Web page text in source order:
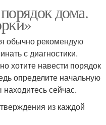
дома.
обычно рекомендую
с диагностики.
хотите навести порядок
определите начальную
сейчас.
из каждой